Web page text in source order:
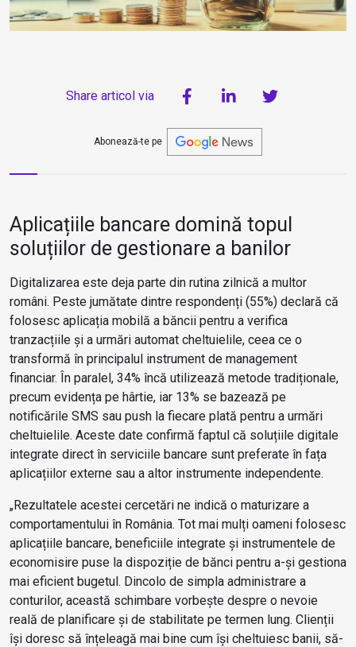
Share articol via
Abonează-te pe
Aplicațiile bancare domină topul
soluțiilor de gestionare a banilor
Digitalizarea este deja parte din rutina zilnică a multor
români. Peste jumătate dintre respondenți (55%) declară că
folosesc aplicația mobilă a băncii pentru a verifica
tranzacțiile și a urmări automat cheltuielile, ceea ce o
transformă în principalul instrument de management
financiar. În paralel, 34% încă utilizează metode tradiționale,
precum evidența pe hârtie, iar 13% se bazează pe
notificările SMS sau push la fiecare plată pentru a urmări
cheltuielile. Aceste date confirmă faptul că soluțiile digitale
integrate direct în serviciile bancare sunt preferate în fața
aplicațiilor externe sau a altor instrumente independente.
„Rezultatele acestei cercetări ne indică o maturizare a
comportamentului în România. Tot mai mulți oameni folosesc
aplicațiile bancare, beneficiile integrate și instrumentele de
economisire puse la dispoziție de bănci pentru a-și gestiona
mai eficient bugetul. Dincolo de simpla administrare a
conturilor, această schimbare vorbește despre o nevoie
reală de planificare și de stabilitate pe termen lung. Clienții
își doresc să înțeleagă mai bine cum își cheltuiesc banii, să-